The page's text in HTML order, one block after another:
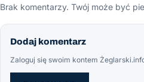
Brak komentarzy. Twój może być
Dodaj komentarz
Zaloguj się swoim kontem